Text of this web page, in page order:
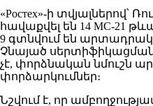
«Ростех»-ի տվյալներով՝
հավաքվել են 14 МС-21
9 գտնվում են
Չնայած
չէ, փորձնական նմուշն
փորձարկումներ։
Նշվում է, որ